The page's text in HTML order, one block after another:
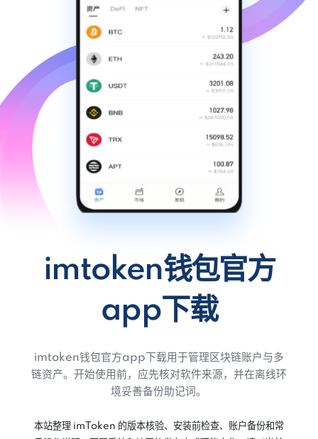
imtoken钱包官方
app下载
imtoken钱包官方app下载用于管理区块链账户与多
链资产。开始使用前，应先核对软件来源，并在离线环
境妥善备份助记词。
本站整理 imToken 的版本核验、安装前检查、账户备份和常